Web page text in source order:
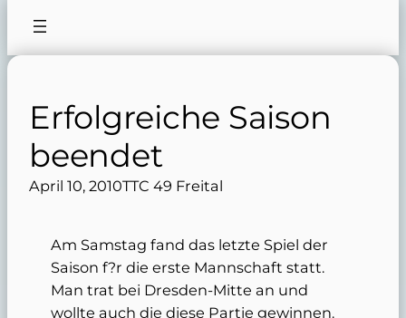
Erfolgreiche Saison
beendet
April 10, 2010TTC 49 Freital
Am Samstag fand das letzte Spiel der
Saison f?r die erste Mannschaft statt.
Man trat bei Dresden-Mitte an und
wollte auch die diese Partie gewinnen.